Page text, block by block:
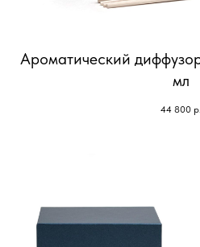
Ароматический
мл
44 800 р.